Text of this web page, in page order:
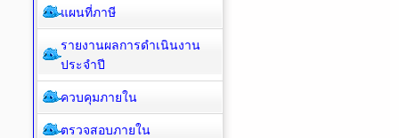
แผนที่ภาษี
รายงานผลการดำเนินงาน
ประจำปี
ควบคุมภายใน
ตรวจสอบภายใน